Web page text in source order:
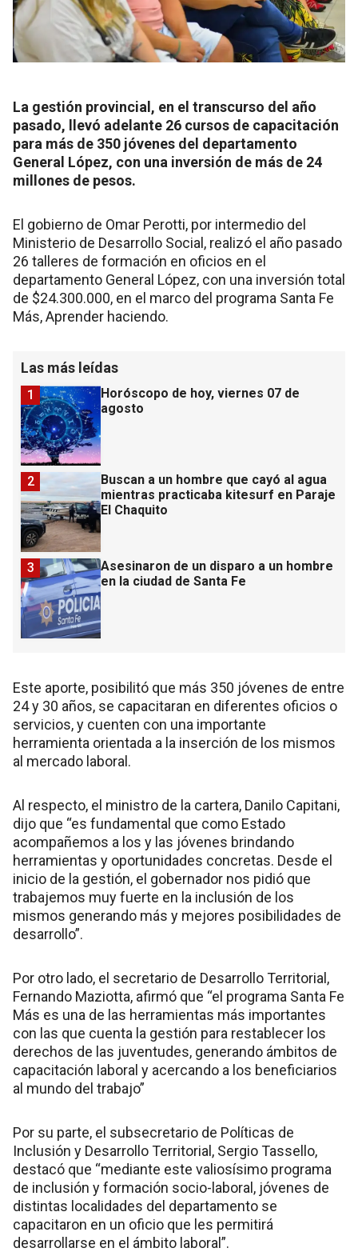
La gestión provincial, en el transcurso del año
pasado, llevó adelante 26 cursos de capacitación
para más de 350 jóvenes del departamento
General López, con una inversión de más de 24
millones de pesos.
El gobierno de Omar Perotti, por intermedio del
Ministerio de Desarrollo Social, realizó el año pasado
26 talleres de formación en oficios en el
departamento General López, con una inversión total
de $24.300.000, en el marco del programa Santa Fe
Más, Aprender haciendo.
Las más leídas
Horóscopo de hoy, viernes 07 de
agosto
1
Buscan a un hombre que cayó al agua
mientras practicaba kitesurf en Paraje
El Chaquito
2
Asesinaron de un disparo a un hombre
en la ciudad de Santa Fe
3
Este aporte, posibilitó que más 350 jóvenes de entre
24 y 30 años, se capacitaran en diferentes oficios o
servicios, y cuenten con una importante
herramienta orientada a la inserción de los mismos
al mercado laboral.
Al respecto, el ministro de la cartera, Danilo Capitani,
dijo que “es fundamental que como Estado
acompañemos a los y las jóvenes brindando
herramientas y oportunidades concretas. Desde el
inicio de la gestión, el gobernador nos pidió que
trabajemos muy fuerte en la inclusión de los
mismos generando más y mejores posibilidades de
desarrollo”.
Por otro lado, el secretario de Desarrollo Territorial,
Fernando Maziotta, afirmó que “el programa Santa Fe
Más es una de las herramientas más importantes
con las que cuenta la gestión para restablecer los
derechos de las juventudes, generando ámbitos de
capacitación laboral y acercando a los beneficiarios
al mundo del trabajo”
Por su parte, el subsecretario de Políticas de
Inclusión y Desarrollo Territorial, Sergio Tassello,
destacó que “mediante este valiosísimo programa
de inclusión y formación socio-laboral, jóvenes de
distintas localidades del departamento se
capacitaron en un oficio que les permitirá
desarrollarse en el ámbito laboral”.